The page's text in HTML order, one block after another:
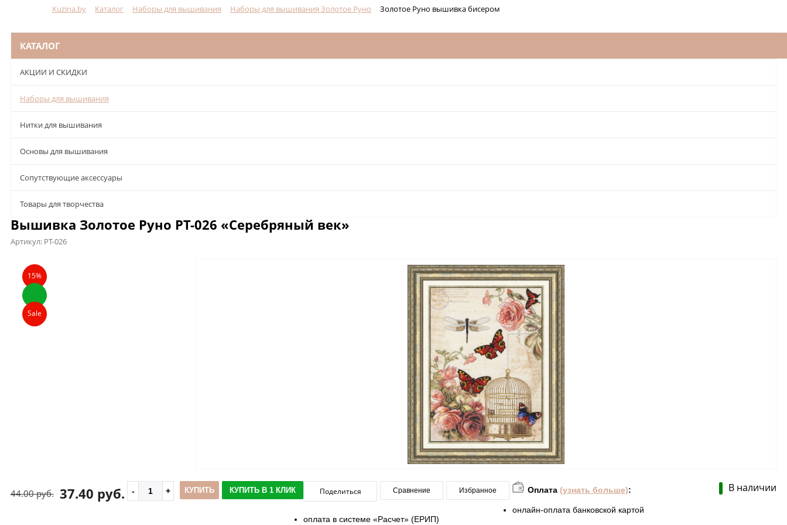
Kuzina.by Каталог Наборы для вышивания Наборы для вышивания Золотое Руно Золотое Руно вышивка бисером
КАТАЛОГ
АКЦИИ И СКИДКИ
Наборы для вышивания
Нитки для вышивания
Основы для вышивания
Сопутствующие аксессуары
Товары для творчества
Вышивка Золотое Руно РТ-026 «Серебряный век»
Артикул: РТ-026
Описание
15%
Sale
В наличии
37.40 руб.
44.00 руб. КУПИТЬ КУПИТЬ В 1 КЛИК Поделиться Сравнение Избранное Оплата (узнать больше):
онлайн-оплата банковской картой
оплата в системе «Расчет» (ЕРИП)